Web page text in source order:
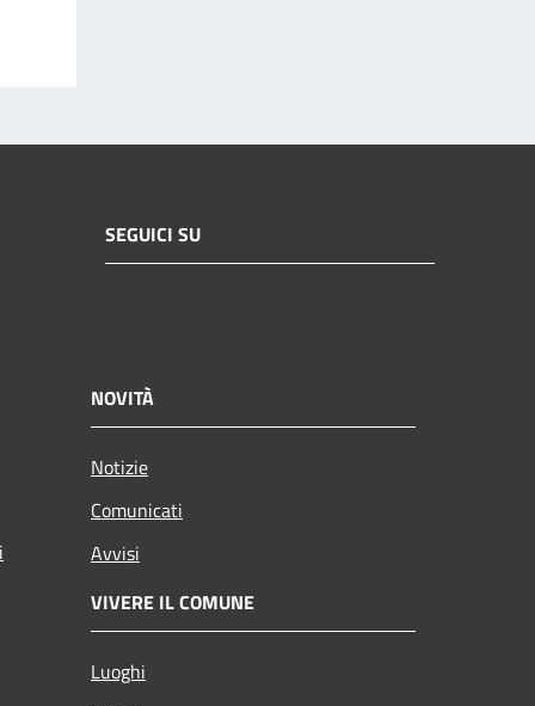
SEGUICI SU
NOVITÀ
Notizie
Comunicati
Avvisi
VIVERE IL COMUNE
Luoghi